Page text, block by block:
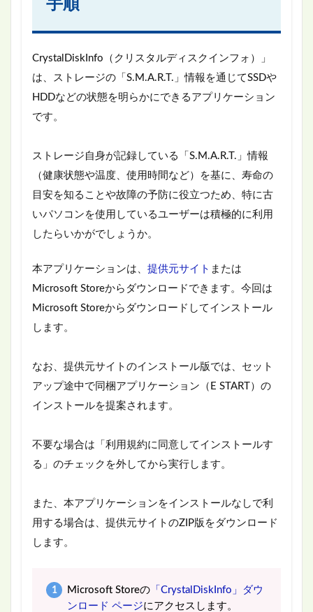
手順
CrystalDiskInfo（クリスタルディスクインフォ）」
は、ストレージの「S.M.A.R.T.」情報を通じてSSDや
HDDなどの状態を明らかにできるアプリケーション
です。
ストレージ自身が記録している「S.M.A.R.T.」情報
（健康状態や温度、使用時間など）を基に、寿命の
目安を知ることや故障の予防に役立つため、特に古
いパソコンを使用しているユーザーは積極的に利用
したらいかがでしょうか。
本アプリケーションは、 提供元サイト または
Microsoft Storeからダウンロードできます。今回は
Microsoft Storeからダウンロードしてインストール
します。
なお、提供元サイトのインストール版では、セット
アップ途中で同梱アプリケーション（E START）の
インストールを提案されます。
不要な場合は「利用規約に同意してインストールす
る」のチェックを外してから実行します。
また、本アプリケーションをインストールなしで利
用する場合は、提供元サイトのZIP版をダウンロード
します。
Microsoft Storeの「CrystalDiskInfo」ダウ
ンロード ページにアクセスします。